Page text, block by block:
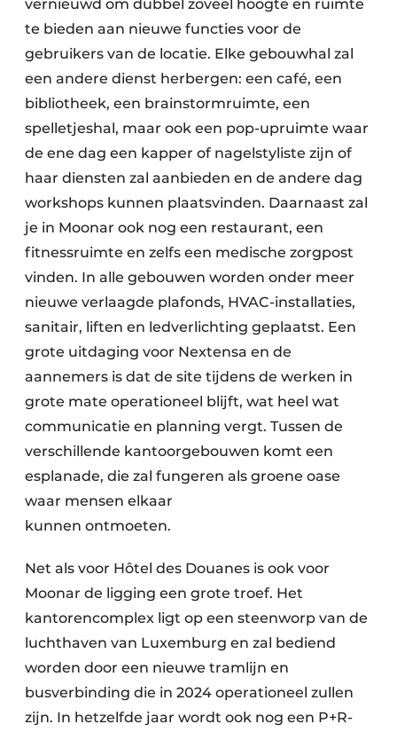
vernieuwd om dubbel zoveel hoogte en ruimte
te bieden aan nieuwe functies voor de
gebruikers van de locatie. Elke gebouwhal zal
een andere dienst herbergen: een café, een
bibliotheek, een brainstormruimte, een
spelletjeshal, maar ook een pop-upruimte waar
de ene dag een kapper of nagelstyliste zijn of
haar diensten zal aanbieden en de andere dag
workshops kunnen plaatsvinden. Daarnaast zal
je in Moonar ook nog een restaurant, een
fitnessruimte en zelfs een medische zorgpost
vinden. In alle gebouwen worden onder meer
nieuwe verlaagde plafonds, HVAC-installaties,
sanitair, liften en ledverlichting geplaatst. Een
grote uitdaging voor Nextensa en de
aannemers is dat de site tijdens de werken in
grote mate operationeel blijft, wat heel wat
communicatie en planning vergt. Tussen de
verschillende kantoorgebouwen komt een
esplanade, die zal fungeren als groene oase
waar mensen elkaar
kunnen ontmoeten.
Net als voor Hôtel des Douanes is ook voor
Moonar de ligging een grote troef. Het
kantorencomplex ligt op een steenworp van de
luchthaven van Luxemburg en zal bediend
worden door een nieuwe tramlijn en
busverbinding die in 2024 operationeel zullen
zijn. In hetzelfde jaar wordt ook nog een P+R-